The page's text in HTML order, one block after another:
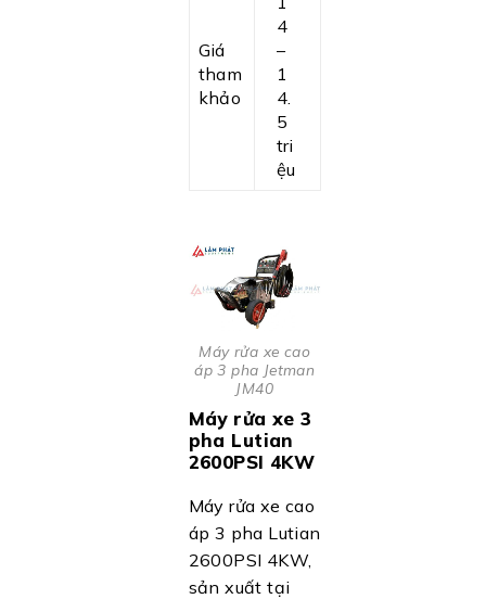
Giá
tham
khảo
4
–
1
4.
5
tri
ệu
Máy rửa xe cao
áp 3 pha Jetman
JM40
Máy rửa xe 3
pha Lutian
2600PSI 4KW
Máy rửa xe cao
áp 3 pha Lutian
2600PSI 4KW,
sản xuất tại